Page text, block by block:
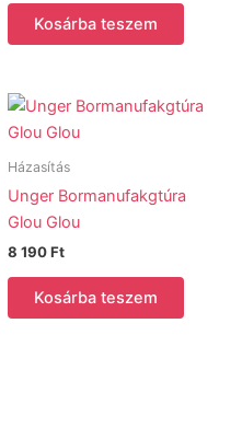
Kosárba teszem
Házasítás
Unger Bormanufakgtúra
Glou Glou
8 190Ft
Kosárba teszem